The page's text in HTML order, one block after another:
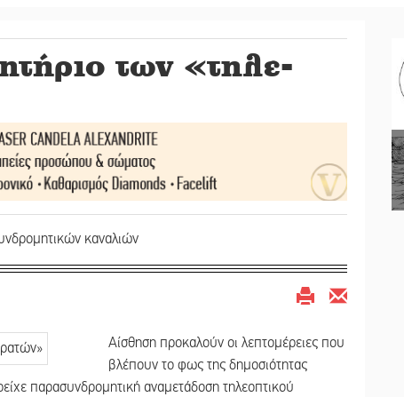
των «τηλε-
καναλιών
Αίσθηση προκαλούν οι λεπτομέρειες που
βλέπουν το φως της δημοσιότητας
παρασυνδρομητική αναμετάδοση τηλεοπτικού